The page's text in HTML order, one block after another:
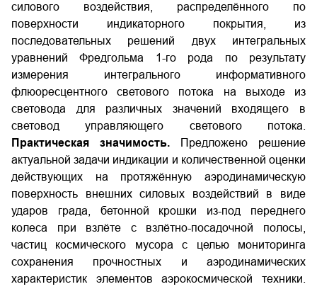
силового воздействия, распределённого по
поверхности индикаторного покрытия, из
последовательных решений двух интегральных
уравнений Фредгольма 1-го рода по результату
измерения интегрального информативного
флюоресцентного светового потока на выходе из
световода для различных значений входящего в
световод управляющего светового потока.
Практическая значимость. Предложено решение
актуальной задачи индикации и количественной оценки
действующих на протяжённую аэродинамическую
поверхность внешних силовых воздействий в виде
ударов града, бетонной крошки из-под переднего
колеса при взлёте с взлётно-посадочной полосы,
частиц космического мусора с целью мониторинга
сохранения прочностных и аэродинамических
характеристик элементов аэрокосмической техники.